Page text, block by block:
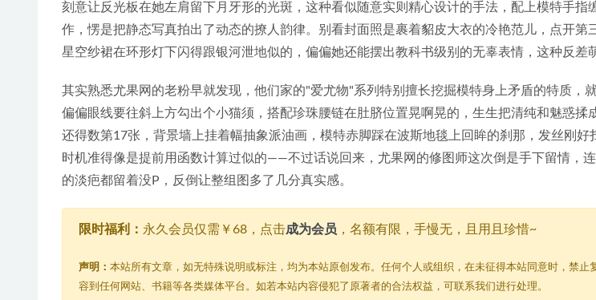
刻意让反光板在她左肩留下月牙形的光斑，这种看似随意实则精心设计的手法，配上模特手指
作，愣是把静态写真拍出了动态的撩人韵律。别看封面照是裹着貂皮大衣的冷艳范儿，点开第
星空纱裙在环形灯下闪得跟银河泄地似的，偏偏她还能摆出教科书级别的无辜表情，这种反差
其实熟悉尤果网的老粉早就发现，他们家的"爱尤物"系列特别擅长挖掘模特身上矛盾的特质，
偏偏眼线要往斜上方勾出个小猫须，搭配珍珠腰链在肚脐位置晃啊晃的，生生把清纯和魅惑揉
还得数第17张，背景墙上挂着幅抽象派油画，模特赤脚踩在波斯地毯上回眸的刹那，发丝刚好
时机准得像是提前用函数计算过似的——不过话说回来，尤果网的修图师这次倒是手下留情，
的淡疤都留着没P，反倒让整组图多了几分真实感。
限时福利： 永久会员仅需￥68，点击成为会员 ，名额有限，手慢无，且用且珍惜~
声明： 本站所有文章，如无特殊说明或标注，均为本站原创发布。任何个人或组织，在未征得本站同意时，禁止
容到任何网站、书籍等各类媒体平台。如若本站内容侵犯了原著者的合法权益，可联系我们进行处理。